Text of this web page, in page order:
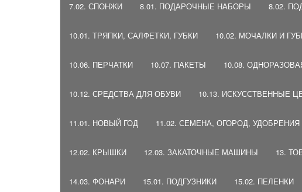
7.02. СПОНЖИ 8.01. ПОДАРОЧНЫЕ НАБОРЫ 8.02.
10.01. ТРЯПКИ, САЛФЕТКИ, ГУБКИ 10.02. МОЧАЛКИ И
10.06. ПЕРЧАТКИ 10.07. ПАКЕТЫ 10.08.
10.12. СРЕДСТВА ДЛЯ ОБУВИ 10.13. ИСКУССТВЕННЫЕ
11.01. НОВЫЙ ГОД 11.02. СЕМЕНА, ОГОРОД, УДОБРЕНИЯ
12.02. КРЫШКИ 12.03. ЗАКАТОЧНЫЕ МАШИНЫ 13.
14.03. ФОНАРИ 15.01. ПОДГУЗНИКИ 15.02. ПЕЛЕНКИ